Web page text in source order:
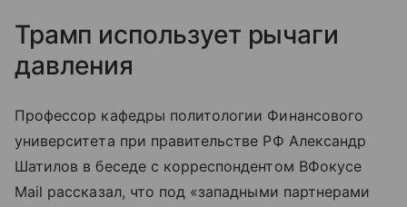
Трамп использует рычаги
давления
Профессор кафедры политологии Финансового
университета при правительстве РФ Александр
Шатилов в беседе с корреспондентом ВФокусе
Mail рассказал, что под «западными партнерами